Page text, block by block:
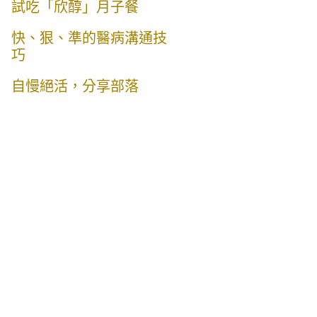
試吃「欣醇」月子餐
快、狠、準的醫病溝通技
巧
自慢絕活，分享部落